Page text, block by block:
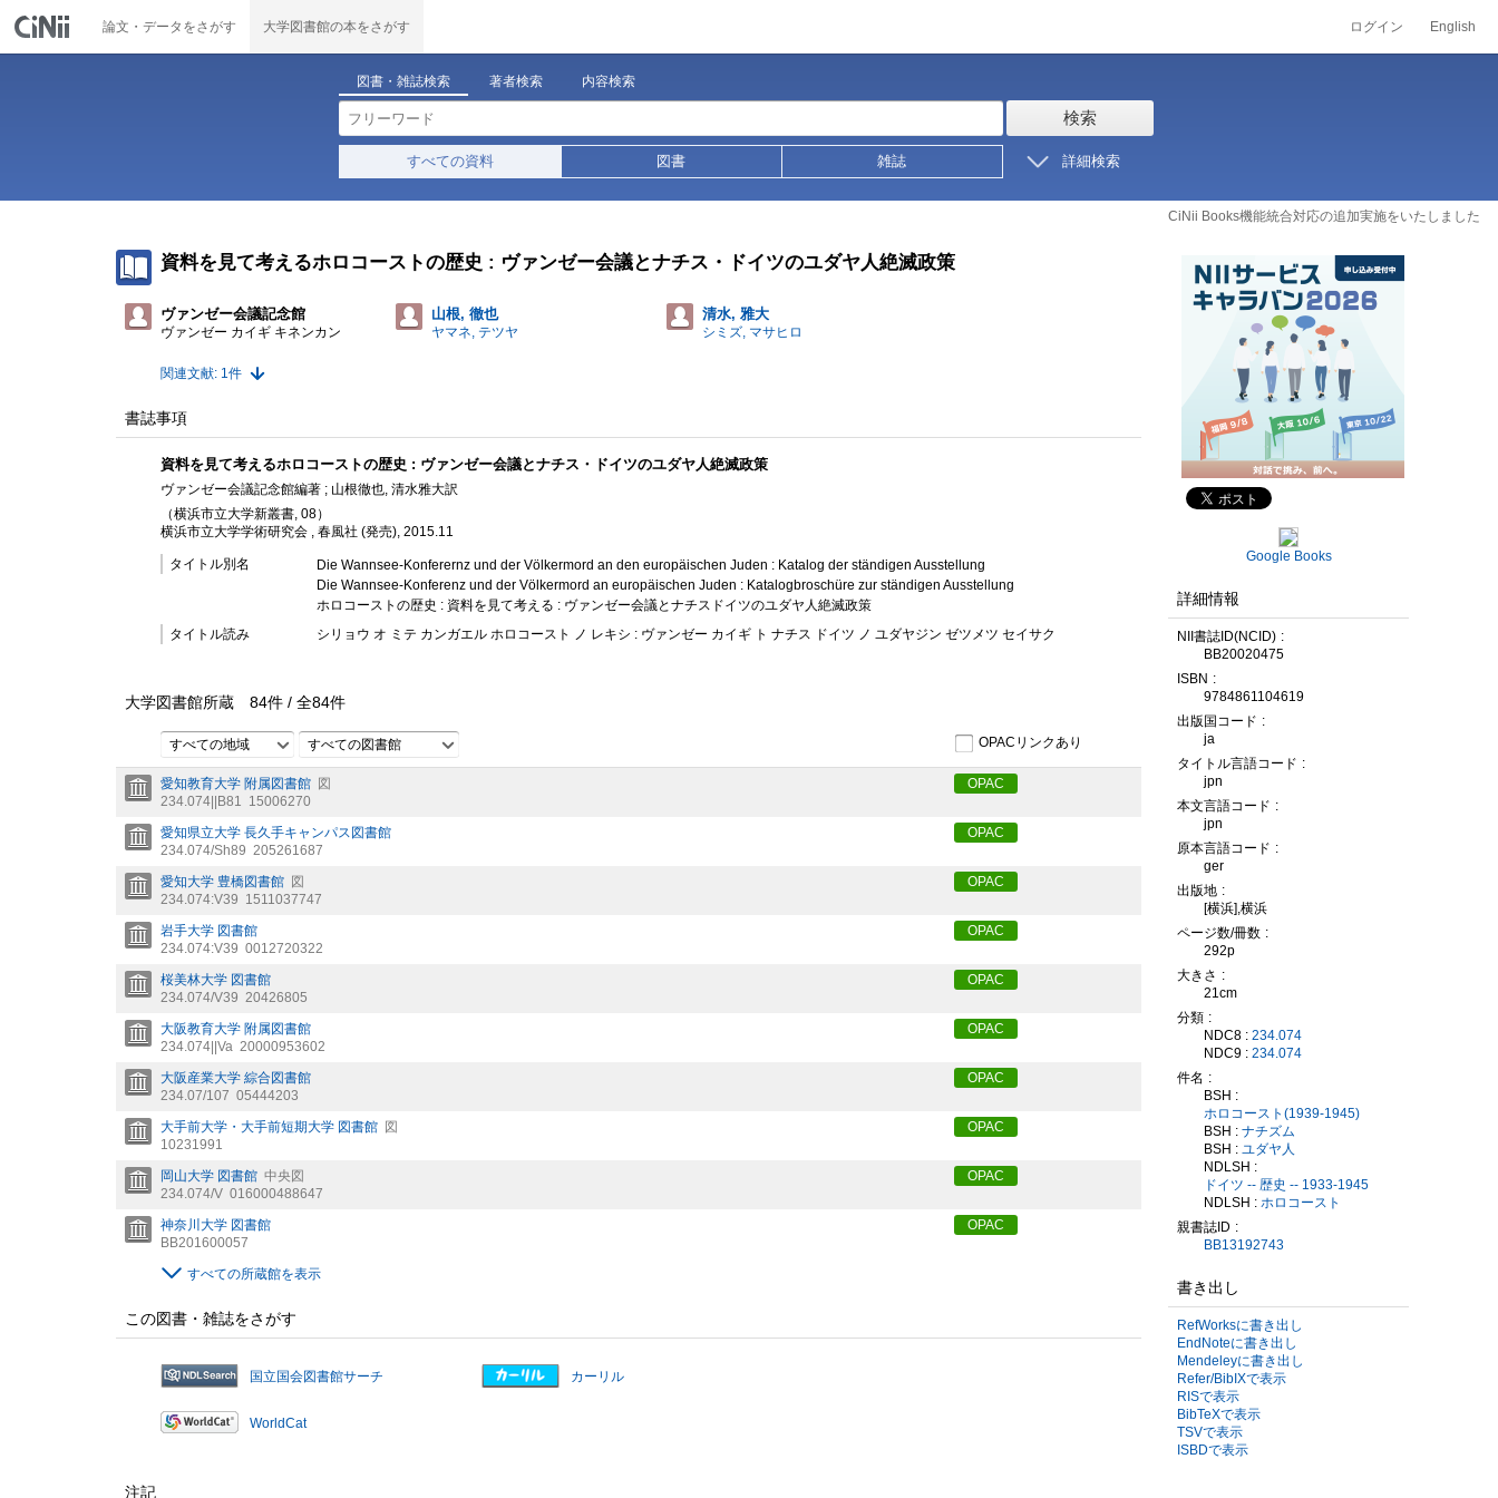
論文・データをさがす 大学図書館の本をさがす ログイン English
図書・雑誌検索 著者検索 内容検索
検索
すべての資料 図書 雑誌 詳細検索
CiNii Books機能統合対応の追加実施をいたしました
資料を見て考えるホロコーストの歴史 : ヴァンゼー会議とナチス・ドイツのユダヤ人絶滅政策
ヴァンゼー会議記念館
ヴァンゼー カイギ キネンカン
山根, 徹也
ヤマネ, テツヤ
清水, 雅大
シミズ, マサヒロ
関連文献: 1件
書誌事項
資料を見て考えるホロコーストの歴史 : ヴァンゼー会議とナチス・ドイツのユダヤ人絶滅政策
ヴァンゼー会議記念館編著 ; 山根徹也, 清水雅大訳
（横浜市立大学新叢書, 08）
横浜市立大学学術研究会 , 春風社 (発売), 2015.11
タイトル別名
Die Wannsee-Konferernz und der Völkermord an den europäischen Juden : Katalog der ständigen Ausstellung
Die Wannsee-Konferenz und der Völkermord an europäischen Juden : Katalogbroschüre zur ständigen Ausstellung
ホロコーストの歴史 : 資料を見て考える : ヴァンゼー会議とナチスドイツのユダヤ人絶滅政策
タイトル読み
シリョウ オ ミテ カンガエル ホロコースト ノ レキシ : ヴァンゼー カイギ ト ナチス ドイツ ノ ユダヤジン ゼツメツ セイサク
大学図書館所蔵 84件 / 全84件
すべての地域 すべての図書館 OPACリンクあり
愛知教育大学 附属図書館 図
234.074||B81 15006270
OPAC
愛知県立大学 長久手キャンパス図書館
234.074/Sh89 205261687
OPAC
愛知大学 豊橋図書館 図
234.074:V39 1511037747
OPAC
岩手大学 図書館
234.074:V39 0012720322
OPAC
桜美林大学 図書館
234.074/V39 20426805
OPAC
大阪教育大学 附属図書館
234.074||Va 20000953602
OPAC
大阪産業大学 綜合図書館
234.07/107 05444203
OPAC
大手前大学・大手前短期大学 図書館 図
10231991
OPAC
岡山大学 図書館 中央図
234.074/V 016000488647
OPAC
神奈川大学 図書館
BB201600057
OPAC
すべての所蔵館を表示
この図書・雑誌をさがす
国立国会図書館サーチ カーリル
WorldCat
注記
Google Books
詳細情報
NII書誌ID(NCID)
BB20020475
ISBN
9784861104619
出版国コード
ja
タイトル言語コード
jpn
本文言語コード
jpn
原本言語コード
ger
出版地
[横浜],横浜
ページ数/冊数
292p
大きさ
21cm
分類
NDC8 : 234.074
NDC9 : 234.074
件名
BSH :
ホロコースト(1939-1945)
BSH : ナチズム
BSH : ユダヤ人
NDLSH :
ドイツ -- 歴史 -- 1933-1945
NDLSH : ホロコースト
親書誌ID
BB13192743
書き出し
RefWorksに書き出し
EndNoteに書き出し
Mendeleyに書き出し
Refer/BibIXで表示
RISで表示
BibTeXで表示
TSVで表示
ISBDで表示